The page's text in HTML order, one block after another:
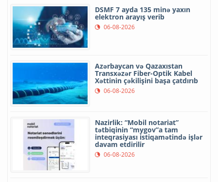
DSMF 7 ayda 135 minə yaxın
elektron arayış verib
06-08-2026
Azərbaycan və Qazaxıstan
Transxəzər Fiber-Optik Kabel
Xəttinin çəkilişini başa çatdırıb
06-08-2026
Nazirlik: “Mobil notariat”
tətbiqinin “mygov”a tam
inteqrasiyası istiqamətində işlər
davam etdirilir
06-08-2026